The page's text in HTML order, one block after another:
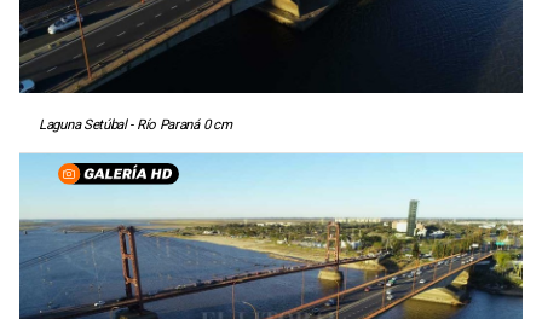
Laguna Setúbal - Río Paraná 0 cm